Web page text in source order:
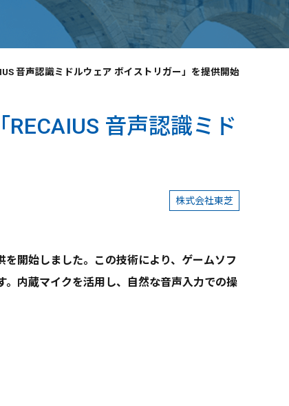
音声認識ミドルウェア ボイストリガー」を提供開始
音声認識ミド
株式会社東芝
開始しました。この技術により、ゲームソフ
内蔵マイクを活用し、自然な音声入力での操